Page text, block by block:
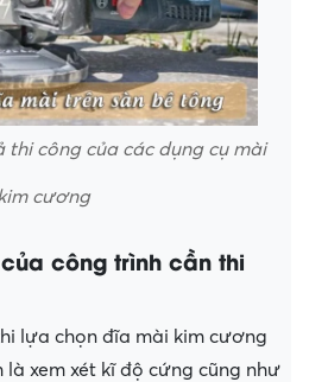
thi công của các dụng cụ mài
cương
công trình cần thi
lựa chọn đĩa mài kim cương
xem xét kĩ độ cứng cũng như